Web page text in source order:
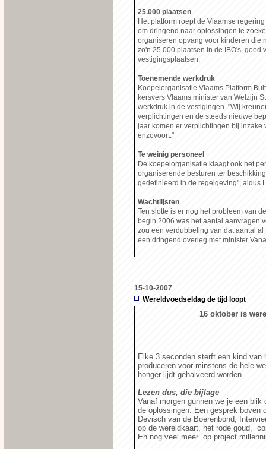
25.000 plaatsen
Het platform roept de Vlaamse
om dringend naar oplossingen te
organiseren opvang voor kinderen die
zo'n 25.000 plaatsen in de IBO's,
vestigingsplaatsen.
Toenemende werkdruk
Koepelorganisatie Vlaams Platform
kersvers Vlaams minister van Welzijn
werkdruk in de vestigingen. "Wij
verplichtingen en de steeds nieuwe
jaar komen er verplichtingen bij
enzovoort."
Te weinig personeel
De koepelorganisatie klaagt ook het
organiserende besturen ter
gedefinieerd in de regelgeving", aldus
Wachtlijsten
Ten slotte is er nog het probleem van
begin 2006 was het aantal aanvragen
zou een verdubbeling van dat aantal
een dringend overleg met minister
15-10-2007
Wereldvoedseldag de tijd loopt
16 oktober is
Elke 3 seconden sterft een kind van
produceren voor minstens de hele
honger lijdt gehalveerd worden.
Lezen dus, die bijlage
Vanaf morgen gunnen we je een
de oplossingen. Een gesprek boven
Devisch van de Boerenbond,
op de wereldkaart, het rode goud,
En nog veel meer op project